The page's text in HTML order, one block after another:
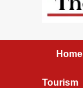
Home
Tourism